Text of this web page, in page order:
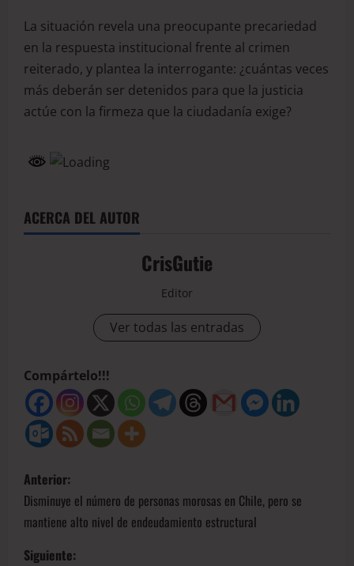
La situación revela una preocupante precariedad
en la respuesta institucional frente al crimen
reiterado, y plantea la interrogante: ¿cuántas veces
más deberán ser detenidos para que la justicia
actúe con la firmeza que la ciudadanía exige?
ACERCA DEL AUTOR
CrisGutie
Editor
Ver todas las entradas
Compártelo!!!
Anterior:
Disminuye el número de personas morosas en Chile, pero se
mantiene alto nivel de endeudamiento estructural
Siguiente: